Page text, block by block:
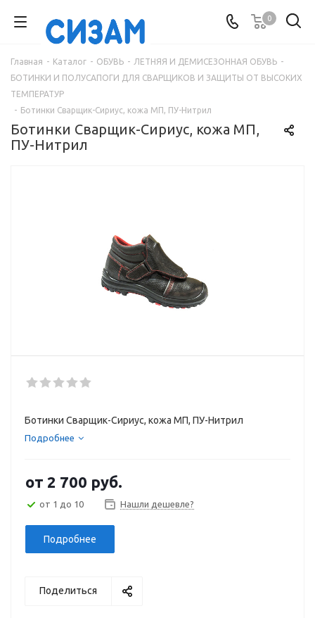
0
Главная - Каталог - ОБУВЬ - ЛЕТНЯЯ И ДЕМИСЕЗОННАЯ ОБУВЬ -
БОТИНКИ И ПОЛУСАПОГИ ДЛЯ СВАРЩИКОВ И ЗАЩИТЫ ОТ ВЫСОКИХ
ТЕМПЕРАТУР
- Ботинки Сварщик-Сириус, кожа МП, ПУ-Нитрил
Ботинки Сварщик-Сириус, кожа МП,
ПУ-Нитрил
Ботинки Сварщик-Сириус, кожа МП, ПУ-Нитрил
Подробнее
от 2 700 руб.
от 1 до 10 Нашли дешевле?
Подробнее
Поделиться